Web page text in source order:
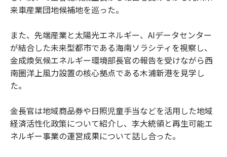
来車産業団地候補地を巡った。
また、先端産業と太陽光エネルギー、AIデータセンター
が結合した未来型都市である海南ソラシティを視察し、
金成煥気候エネルギー環境部長官の報告を受けながら西
南圏洋上風力設置の核心拠点である木浦新港を見学し
た。
金長官は地域商品券や日照児童手当などを活用した地域
経済活性化政策について紹介し、李大統領と再生可能エ
ネルギー事業の運営成果について話し合った。